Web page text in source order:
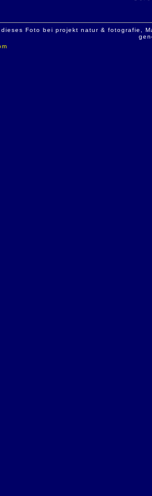
Foto bei projekt natur & fotografie,